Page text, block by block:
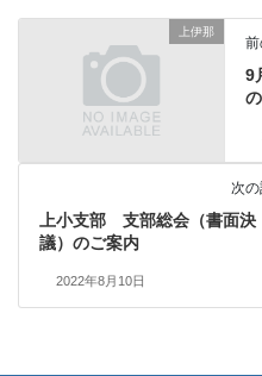
上伊那
9
次
上小支部 支部総会（書面決
議）のご案内
2022年8月10日